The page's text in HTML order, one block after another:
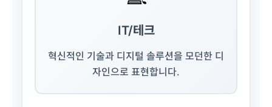
IT/테크
혁신적인 기술과 디지털 솔루션을 모던한 디
자인으로 표현합니다.